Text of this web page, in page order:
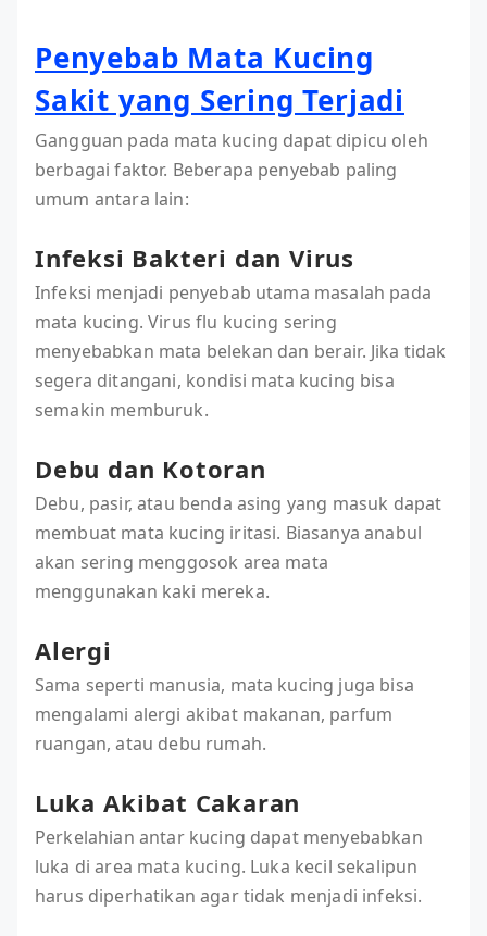
Penyebab Mata Kucing
Sakit yang Sering Terjadi
Gangguan pada mata kucing dapat dipicu oleh
berbagai faktor. Beberapa penyebab paling
umum antara lain:
Infeksi Bakteri dan Virus
Infeksi menjadi penyebab utama masalah pada
mata kucing. Virus flu kucing sering
menyebabkan mata belekan dan berair. Jika tidak
segera ditangani, kondisi mata kucing bisa
semakin memburuk.
Debu dan Kotoran
Debu, pasir, atau benda asing yang masuk dapat
membuat mata kucing iritasi. Biasanya anabul
akan sering menggosok area mata
menggunakan kaki mereka.
Alergi
Sama seperti manusia, mata kucing juga bisa
mengalami alergi akibat makanan, parfum
ruangan, atau debu rumah.
Luka Akibat Cakaran
Perkelahian antar kucing dapat menyebabkan
luka di area mata kucing. Luka kecil sekalipun
harus diperhatikan agar tidak menjadi infeksi.